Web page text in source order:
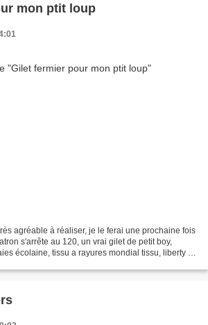
mon ptit loup
agréable à réaliser, je le ferai une prochaine fois
s'arrête au 120, un vrai gilet de petit boy,
écolaine, tissu a rayures mondial tissu, liberty la